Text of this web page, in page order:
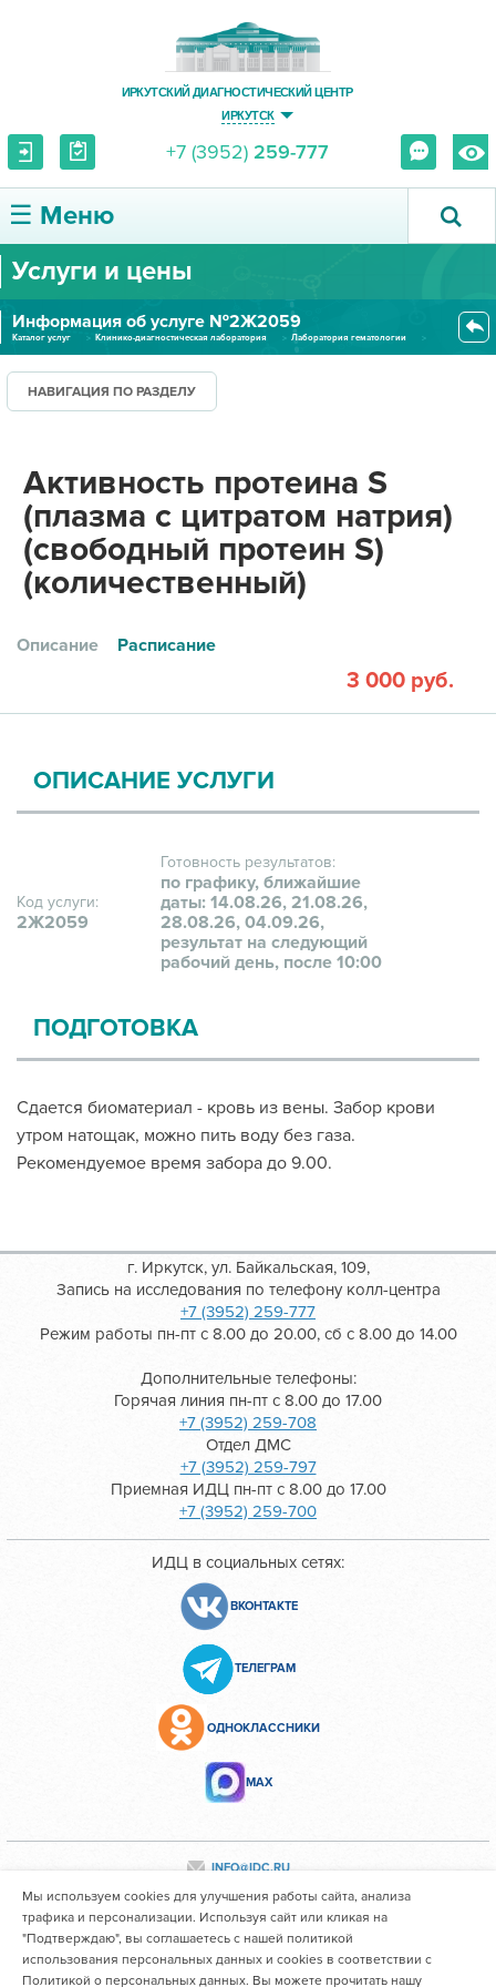
ИРКУТСКИЙ ДИАГНОСТИЧЕСКИЙ ЦЕНТР
ИРКУТСК
+7 (3952) 259-777
☰ Меню
О ЦЕНТРЕ
УСЛУГИ И ЦЕНЫ
ПАЦИЕНТУ
ПРАВОВАЯ ИНФОРМАЦИЯ
Услуги и цены
Информация об услуге №2Ж2059
Каталог услуг Клинико-диагностическая лаборатория
Лаборатория гематологии
НАВИГАЦИЯ ПО РАЗДЕЛУ
Активность протеина S
(плазма с цитратом натрия)
(свободный протеин S)
(количественный)
Описание Расписание
3 000 руб.
ОПИСАНИЕ УСЛУГИ
Код услуги:
2Ж2059
Готовность результатов:
по графику, ближайшие
даты: 14.08.26, 21.08.26,
28.08.26, 04.09.26,
результат на следующий
рабочий день, после 10:00
ПОДГОТОВКА
Сдается биоматериал - кровь из вены. Забор крови
утром натощак, можно пить воду без газа.
Рекомендуемое время забора до 9.00.
г. Иркутск, ул. Байкальская, 109,
Запись на исследования по телефону колл-центра
+7 (3952) 259-777
Режим работы пн-пт с 8.00 до 20.00, сб с 8.00 до 14.00
Дополнительные телефоны:
Горячая линия пн-пт с 8.00 до 17.00
+7 (3952) 259-708
Отдел ДМС
+7 (3952) 259-797
Приемная ИДЦ пн-пт с 8.00 до 17.00
+7 (3952) 259-700
ИДЦ в социальных сетях:
ВКОНТАКТЕ
ТЕЛЕГРАМ
ОДНОКЛАССНИКИ
МАХ
INFO@IDC.RU
Все персональные данные сотрудников размещены с их
согласия
Мы используем cookies для улучшения работы сайта, анализа
трафика и персонализации. Используя сайт или кликая на
"Подтверждаю", вы соглашаетесь с нашей политикой
использования персональных данных и cookies в соответствии с
Политикой о персональных данных. Вы можете прочитать нашу